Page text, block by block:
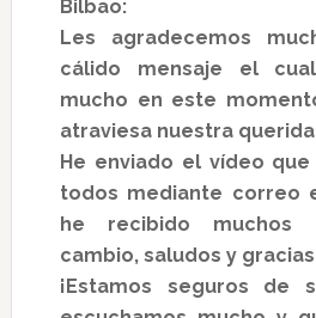
Bilbao:
Les agradecemos
cálido mensaje el
mucho en este
atraviesa nuestra
He enviado el vídeo
todos mediante correo
he recibido muchos
cambio, saludos y
¡Estamos seguros de